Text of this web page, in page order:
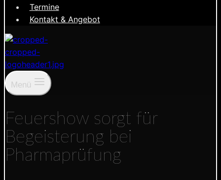
Termine
Kontakt & Angebot
Menü
Feuershow sorgt für
Begeisterung bei
Pharmaprüfung